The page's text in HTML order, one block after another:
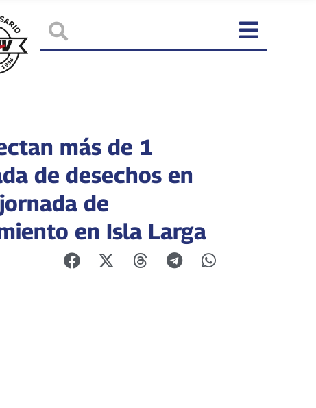
más de 1
de desechos en
de
en Isla Larga